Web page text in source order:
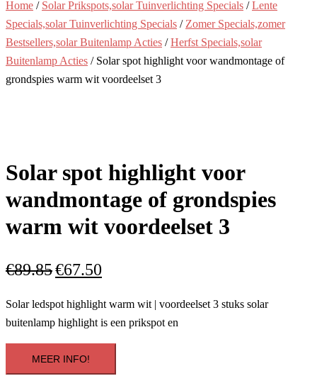
Home / Solar Prikspots,solar Tuinverlichting Specials /Lente
Specials,solar Tuinverlichting Specials / Zomer Specials,zomer
Bestsellers,solar Buitenlamp Acties /Herfst Specials,solar
Buitenlamp Acties / Solar spot highlight voor wandmontage of
grondspies warm wit voordeelset 3
Solar spot highlight voor
wandmontage of grondspies
warm wit voordeelset 3
€89.85 Oorspronkelijke
prijs
was:
€89.85.
€67.50
prijs
is:
€67.50.
Solar ledspot highlight warm wit | voordeelset 3 stuks solar
buitenlamp highlight is een prikspot en
MEER INFO!